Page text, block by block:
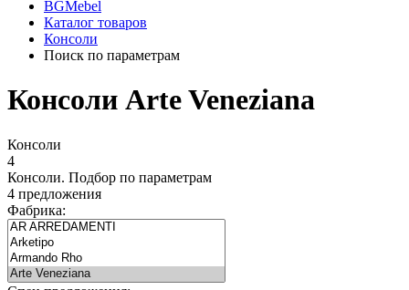
BGMebel
Каталог товаров
Консоли
Поиск по параметрам
Консоли Arte Veneziana
Консоли
4
Консоли. Подбор по параметрам
4 предложения
Фабрика: